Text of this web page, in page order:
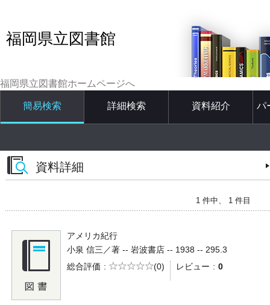
福岡県立図書館
福岡県立図書館ホームページへ
簡易検索 詳細検索 資料紹介 パ
資料詳細
1 件中、 1 件目
アメリカ紀行
小泉 信三／著 -- 岩波書店 -- 1938 -- 295.3
総合評価
5段階評価
(0) レビュー 0